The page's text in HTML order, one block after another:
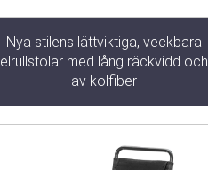
Nya stilens lättviktiga, veckbara
elrullstolar med lång räckvidd och
av kolfiber